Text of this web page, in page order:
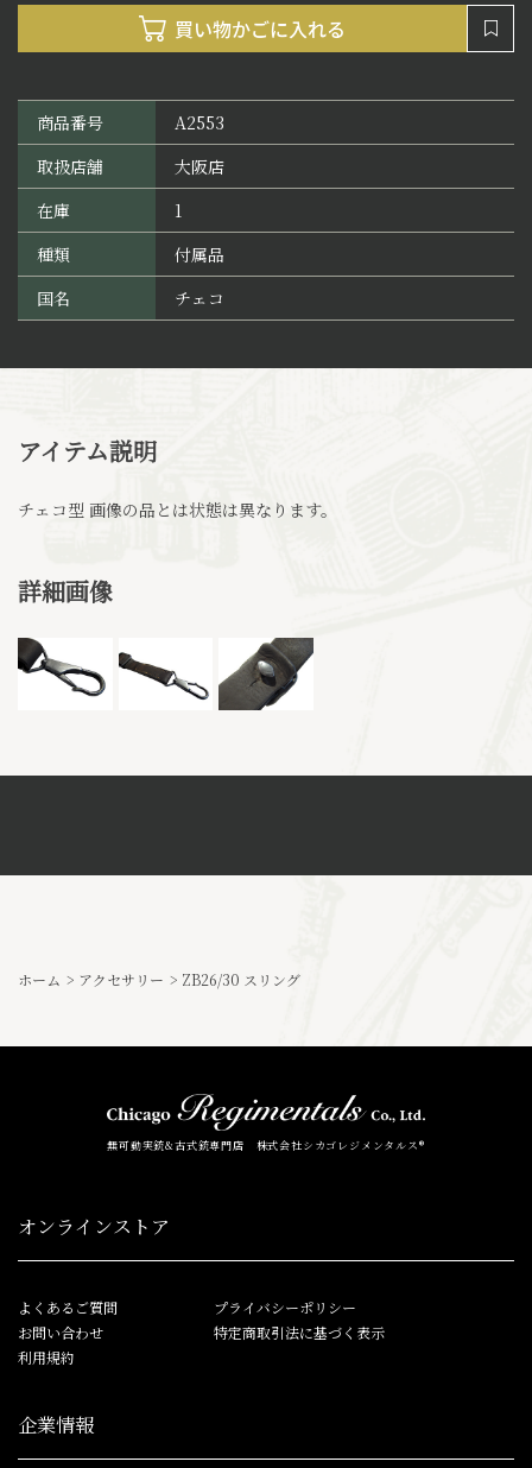
商品番号
A2553
取扱店舗
大阪店
在庫
1
種類
付属品
国名
チェコ
アイテム説明
チェコ型 画像の品とは状態は異なります。
詳細画像
ホーム > アクセサリー > ZB26/30 スリング
無可動実銃&古式銃専門店 株式会社シカゴレジメンタルス®
オンラインストア
よくあるご質問
お問い合わせ
利用規約
プライバシーポリシー
特定商取引法に基づく表示
企業情報